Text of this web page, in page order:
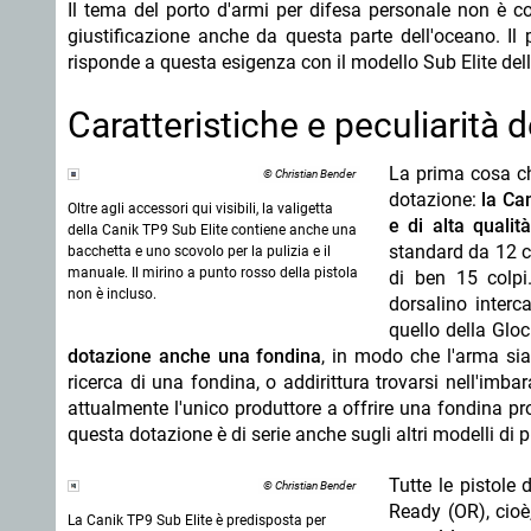
Il tema del porto d'armi per difesa personale non è
giustificazione anche da questa parte dell'oceano. Il
risponde a questa esigenza con il modello Sub Elite
Caratteristiche e peculiarità
© Christian Bender
Oltre agli accessori qui visibili, la valigetta
della Canik TP9 Sub Elite contiene anche una
bacchetta e uno scovolo per la pulizia e il
manuale. Il mirino a punto rosso della pistola
non è incluso.
La prima cosa
dotazione: la
e di alta
standard da 12
di ben 15
dorsalino
quello della
dotazione anche una fondina, in modo che l'arma
ricerca di una fondina, o addirittura trovarsi
attualmente l'unico produttore a offrire una fondina
questa dotazione è di serie anche sugli altri modelli di
© Christian Bender
La Canik TP9 Sub Elite è predisposta per
Tutte le pistole
Ready (OR),